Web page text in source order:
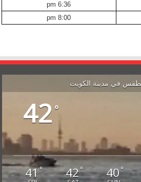
6:36 pm
8:00 pm
في مدينة الكويت
42°
41° 42° 40°